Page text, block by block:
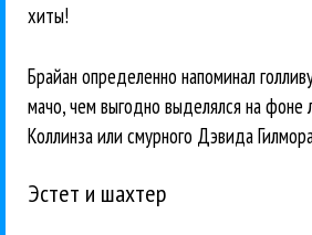
хиты!
Брайан определенно напоминал
мачо, чем выгодно выделялся на фоне
Коллинза или смурного Дэвида
Эстет и шахтер